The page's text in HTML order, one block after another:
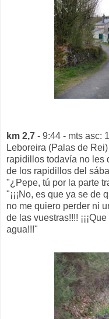
km 2,7 - 9:44 - mts asc:
Leboreira (Palas de
rapidillos todavía no les
de los rapidillos del
"¿Pepe, tú por la parte
"¡¡¡No, es que ya se de
no me quiero perder ni
de las vuestras!!!!
agua!!!"